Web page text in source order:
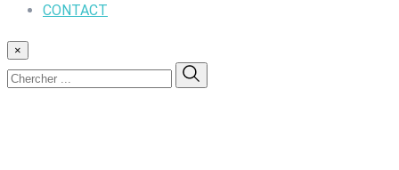
CONTACT
×